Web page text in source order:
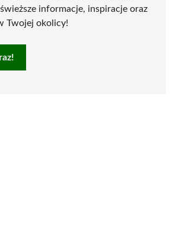
informacje, inspiracje oraz
Twojej okolicy!